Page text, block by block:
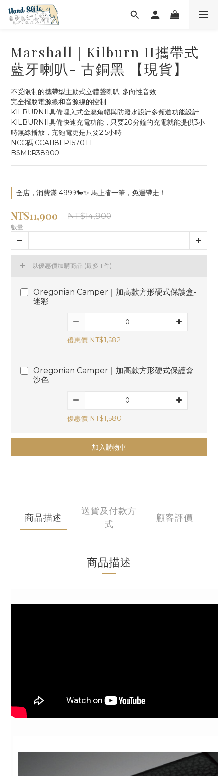
Marshall｜Kilburn II攜帶式
藍牙喇叭- 古銅黑 【現貨】
不受限制的攜帶型主動式立體聲喇叭-多向性音效
完全擺脫電源線和音源線的控制
KILBURNII具備埋入式金屬角帽與防潑水設計多頻道功能設計
KILBURNII具備快速充電功能，只要20分鐘的充電就能提供3小
時無線播放，充飽電更是只要2.5小時
NCC碼:CCAI18LP1570T1
BSMI:R38900
全店，消費滿 4999🐎✨ 馬上省一筆，免運帶走！
NT$11,900 NT$14,900
數量
以優惠價加購商品 (最多 1 件)
Oregonian Camper｜加高款方形硬式保護盒-
迷彩
優惠價 NT$1,682
Oregonian Camper｜加高款方形硬式保護盒
沙色
優惠價 NT$1,680
加入購物車
商品描述
送貨及付款方
式
顧客評價
商品描述